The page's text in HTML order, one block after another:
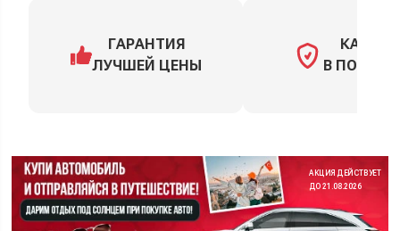
ГАРАНТИЯ
ЛУЧШЕЙ ЦЕНЫ
КАСКО
В
АКЦИЯ ДЕЙСТВУЕТ
ДО 21.08.2026